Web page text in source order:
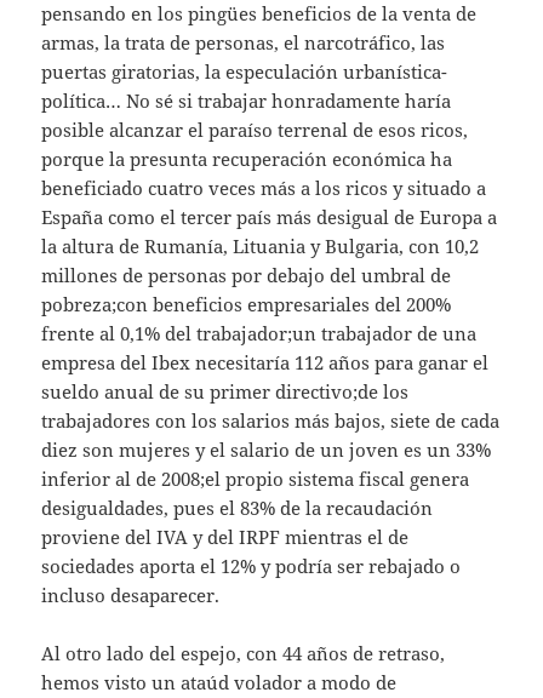
pensando en los pingües beneficios de la venta de
armas, la trata de personas, el narcotráfico, las
puertas giratorias, la especulación urbanística-
política… No sé si trabajar honradamente haría
posible alcanzar el paraíso terrenal de esos ricos,
porque la presunta recuperación económica ha
beneficiado cuatro veces más a los ricos y situado a
España como el tercer país más desigual de Europa a
la altura de Rumanía, Lituania y Bulgaria, con 10,2
millones de personas por debajo del umbral de
pobreza;con beneficios empresariales del 200%
frente al 0,1% del trabajador;un trabajador de una
empresa del Ibex necesitaría 112 años para ganar el
sueldo anual de su primer directivo;de los
trabajadores con los salarios más bajos, siete de cada
diez son mujeres y el salario de un joven es un 33%
inferior al de 2008;el propio sistema fiscal genera
desigualdades, pues el 83% de la recaudación
proviene del IVA y del IRPF mientras el de
sociedades aporta el 12% y podría ser rebajado o
incluso desaparecer.
Al otro lado del espejo, con 44 años de retraso,
hemos visto un ataúd volador a modo de